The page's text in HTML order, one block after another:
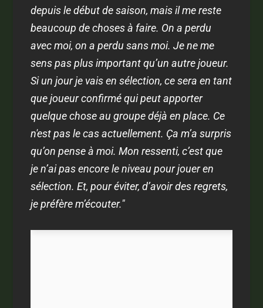
depuis le début de saison, mais il me reste
beaucoup de choses à faire. On a perdu
avec moi, on a perdu sans moi. Je ne me
sens pas plus important qu’un autre joueur.
Si un jour je vais en sélection, ce sera en tant
que joueur confirmé qui peut apporter
quelque chose au groupe déjà en place. Ce
n'est pas le cas actuellement. Ça m’a surpris
qu’on pense à moi. Mon ressenti, c’est que
je n’ai pas encore le niveau pour jouer en
sélection. Et, pour éviter, d’avoir des regrets,
je préfère m’écouter."